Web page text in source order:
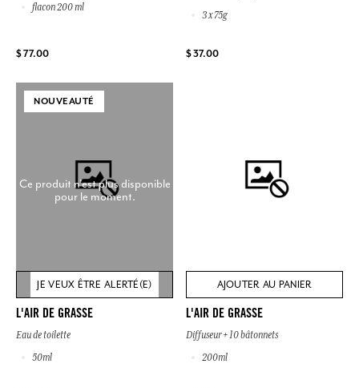
flacon 200 ml
$ 77.00
3 x 75g
$ 37.00
NOUVEAUTÉ
Ce produit n'est plus disponible
pour le moment.
JE VEUX ÊTRE ALERTÉ(E)
L'AIR DE GRASSE
Eau de toilette
50ml
AJOUTER AU PANIER
L'AIR DE GRASSE
Diffuseur + 10 bâtonnets
200ml